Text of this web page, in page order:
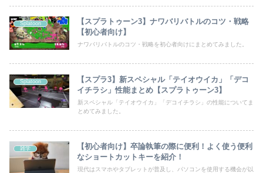
Splatoon
【スプラトゥーン3】ナワバリバトルのコツ・戦略
【初心者向け】
ナワバリバトルのコツ・戦略を初心者向けにまとめてみました。
Splatoon
【スプラ3】新スペシャル「テイオウイカ」「デコ
イチラシ」性能まとめ【スプラトゥーン3】
新スペシャル「テイオウイカ」「デコイチラシ」の性能についてま
とめてみました。
雑学
【初心者向け】卒論執筆の際に便利！よく使う便利
なショートカットキーを紹介！
現代はスマホやタブレットが普及し、パソコンを使用する機会が以